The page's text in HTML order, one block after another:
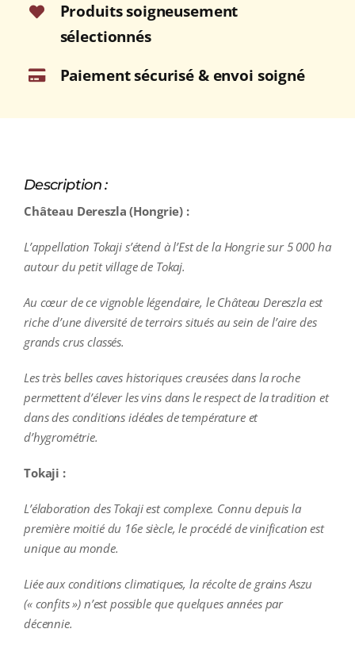
Produits soigneusement
sélectionnés
Paiement sécurisé & envoi soigné
Description :
Château Dereszla (Hongrie) :
L’appellation Tokaji s’étend à l’Est de la Hongrie sur 5 000 ha
autour du petit village de Tokaj.
Au cœur de ce vignoble légendaire, le Château Dereszla est
riche d’une diversité de terroirs situés au sein de l’aire des
grands crus classés.
Les très belles caves historiques creusées dans la roche
permettent d’élever les vins dans le respect de la tradition et
dans des conditions idéales de température et
d’hygrométrie.
Tokaji :
L’élaboration des Tokaji est complexe. Connu depuis la
première moitié du 16e siècle, le procédé de vinification est
unique au monde.
Liée aux conditions climatiques, la récolte de grains Aszu
(« confits ») n’est possible que quelques années par
décennie.